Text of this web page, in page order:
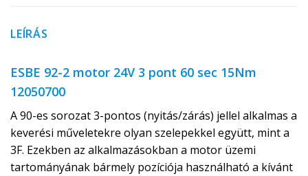
LEÍRÁS
ESBE 92-2 motor 24V 3 pont 60 sec 15Nm
12050700
A 90-es sorozat 3-pontos (nyitás/zárás) jellel alkalmas a
keverési műveletekre olyan szelepekkel együtt, mint a
3F. Ezekben az alkalmazásokban a motor üzemi
tartományának bármely pozíciója használható a kívánt